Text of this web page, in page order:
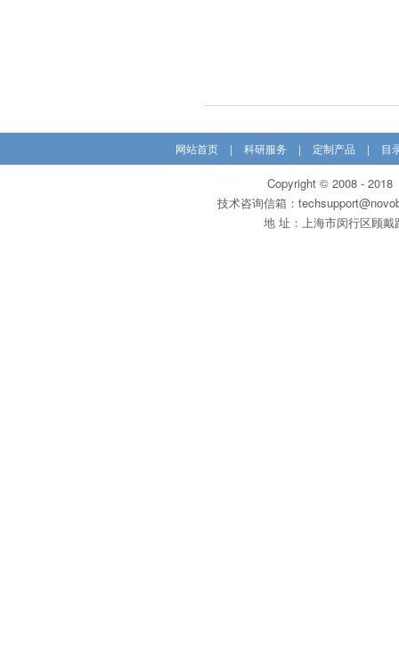
网站首页 | 科研服务 | 定制产品 | 目
Copyright © 2008 -
技术咨询信箱：
地 址：上海市闵行区顾